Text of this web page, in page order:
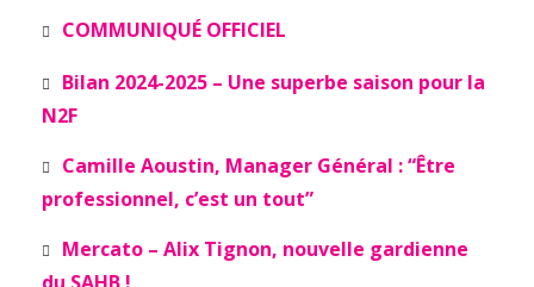
COMMUNIQUÉ OFFICIEL
Bilan 2024-2025 – Une superbe saison pour la
N2F
Camille Aoustin, Manager Général : “Être
professionnel, c’est un tout”
Mercato – Alix Tignon, nouvelle gardienne